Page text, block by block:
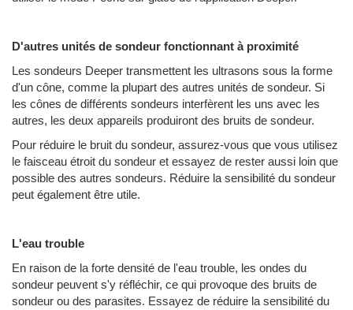
D'autres unités de sondeur fonctionnant à proximité
Les sondeurs Deeper transmettent les ultrasons sous la forme
d'un cône, comme la plupart des autres unités de sondeur. Si
les cônes de différents sondeurs interfèrent les uns avec les
autres, les deux appareils produiront des bruits de sondeur.
Pour réduire le bruit du sondeur, assurez-vous que vous utilisez
le faisceau étroit du sondeur et essayez de rester aussi loin que
possible des autres sondeurs. Réduire la sensibilité du sondeur
peut également être utile.
L'eau trouble
En raison de la forte densité de l'eau trouble, les ondes du
sondeur peuvent s'y réfléchir, ce qui provoque des bruits de
sondeur ou des parasites. Essayez de réduire la sensibilité du